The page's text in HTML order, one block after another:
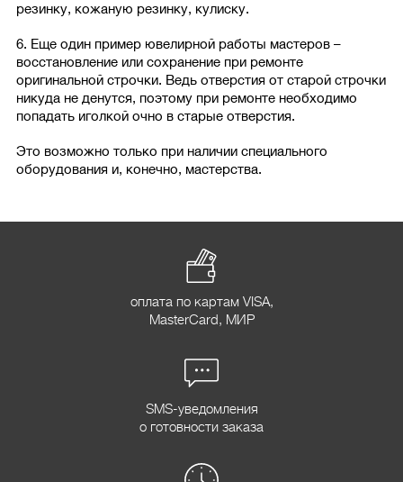
резинку, кожаную резинку, кулиску.
6. Еще один пример ювелирной работы мастеров –
восстановление или сохранение при ремонте
оригинальной строчки. Ведь отверстия от старой строчки
никуда не денутся, поэтому при ремонте необходимо
попадать иголкой очно в старые отверстия.
Это возможно только при наличии специального
оборудования и, конечно, мастерства.
оплата по картам VISA,
MasterCard, МИР
SMS-уведомления
о готовности заказа